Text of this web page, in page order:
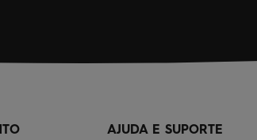
AJUDA E SUPORTE